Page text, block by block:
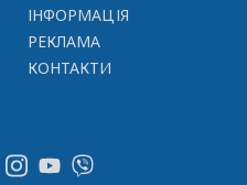
ІНФОРМАЦІЯ
РЕКЛАМА
КОНТАКТИ